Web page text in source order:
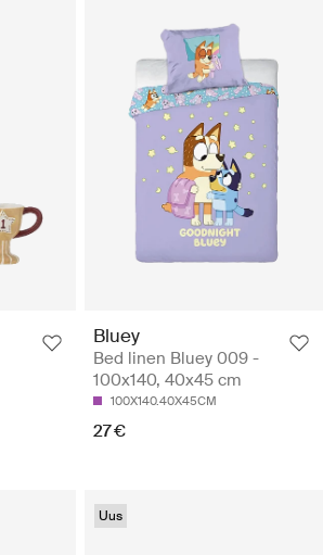
Bluey
Bed linen Bluey 009 -
100x140, 40x45 cm
100X140.40X45CM
27 €
Uus